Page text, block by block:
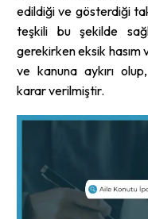
edildiği ve gösterdiği
teşkili bu şekilde
gerekirken eksik hasım
ve kanuna aykırı
karar verilmiştir.